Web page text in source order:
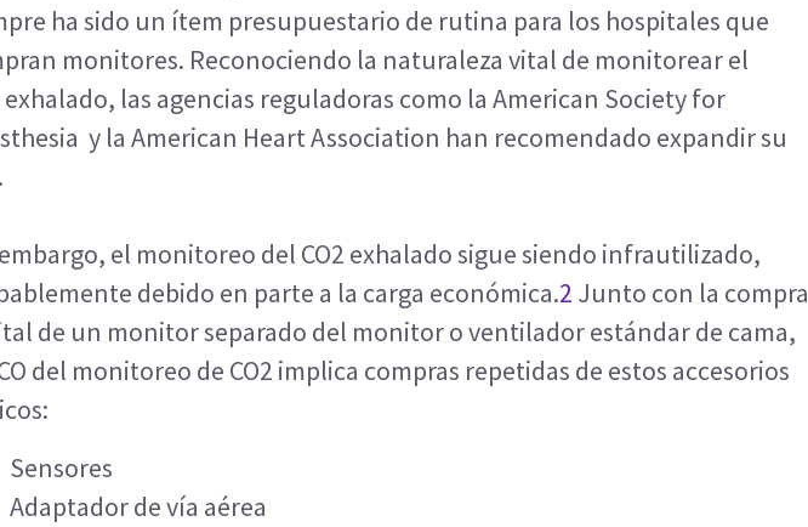
ha sido un ítem presupuestario de rutina para los hospitales que
monitores. Reconociendo la naturaleza vital de monitorear el
exhalado, las agencias reguladoras como la American Society for
y la American Heart Association han recomendado expandir su
el monitoreo del CO2 exhalado sigue siendo infrautilizado,
debido en parte a la carga económica.2 Junto con la compra
de un monitor separado del monitor o ventilador estándar de cama,
del monitoreo de CO2 implica compras repetidas de estos accesorios
Sensores
Adaptador de vía aérea